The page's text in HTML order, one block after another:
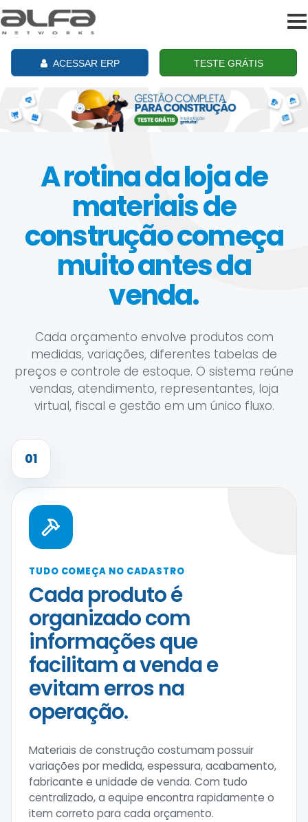
ACESSAR ERP TESTE GRÁTIS
A rotina da loja de
materiais de
construção começa
muito antes da
venda.
Cada orçamento envolve produtos com
medidas, variações, diferentes tabelas de
preços e controle de estoque. O sistema reúne
vendas, atendimento, representantes, loja
virtual, fiscal e gestão em um único fluxo.
01
TUDO COMEÇA NO CADASTRO
Cada produto é
organizado com
informações que
facilitam a venda e
evitam erros na
operação.
Materiais de construção costumam possuir
variações por medida, espessura, acabamento,
fabricante e unidade de venda. Com tudo
centralizado, a equipe encontra rapidamente o
item correto para cada orçamento.